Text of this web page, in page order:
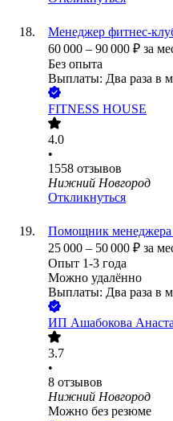
Менеджер фитнес-
60 000 – 90 000 ₽ за
Без опыта
Выплаты: Два раза в
FITNESS HOUSE
4.0
•
1558 отзывов
Нижний Новгород
Откликнуться
Помощник
25 000 – 50 000 ₽ за
Опыт 1-3 года
Можно удалённо
Выплаты: Два раза в
ИП Ашабокова
3.7
•
8 отзывов
Нижний Новгород
Можно без резюме